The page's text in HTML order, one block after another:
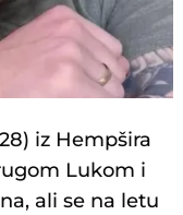
iz Hempšira
Lukom i
ali se na letu